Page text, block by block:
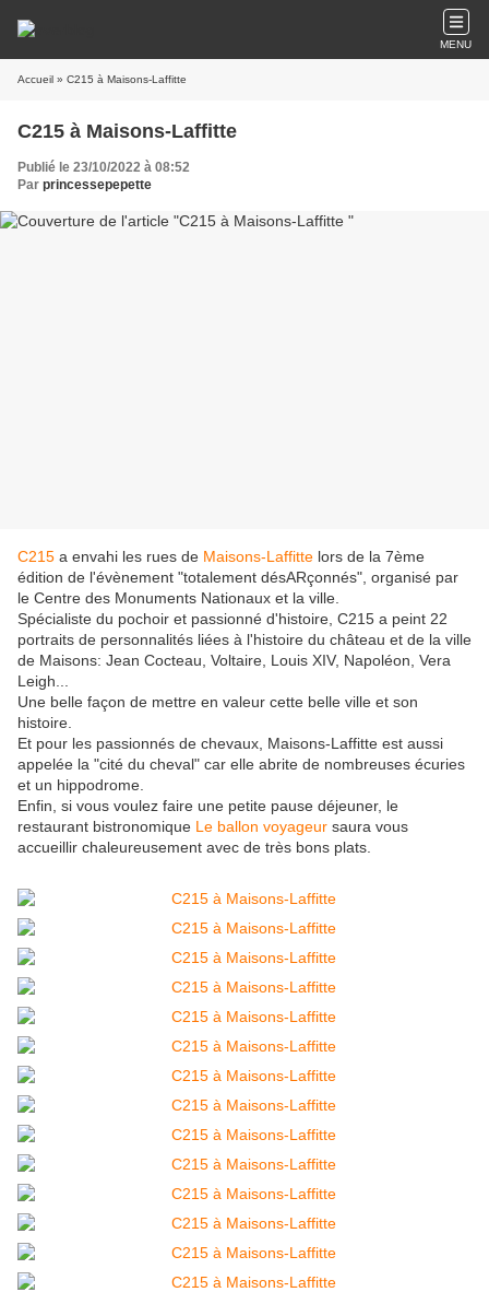
MENU
Accueil » C215 à Maisons-Laffitte
C215 à Maisons-Laffitte
Publié le 23/10/2022 à 08:52
Par princessepepette
C215 a envahi les rues de Maisons-Laffitte lors de la 7ème
édition de l'évènement "totalement désARçonnés", organisé par
le Centre des Monuments Nationaux et la ville.
Spécialiste du pochoir et passionné d'histoire, C215 a peint 22
portraits de personnalités liées à l'histoire du château et de la ville
de Maisons: Jean Cocteau, Voltaire, Louis XIV, Napoléon, Vera
Leigh...
Une belle façon de mettre en valeur cette belle ville et son
histoire.
Et pour les passionnés de chevaux, Maisons-Laffitte est aussi
appelée la "cité du cheval" car elle abrite de nombreuses écuries
et un hippodrome.
Enfin, si vous voulez faire une petite pause déjeuner, le
restaurant bistronomique Le ballon voyageur saura vous
accueillir chaleureusement avec de très bons plats.